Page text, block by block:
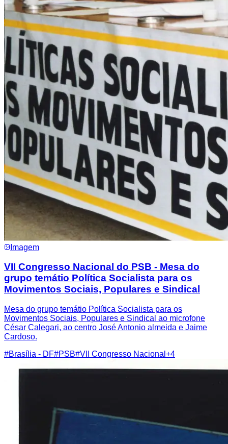
Imagem
VII Congresso Nacional do PSB - Mesa do
grupo temátio Política Socialista para os
Movimentos Sociais, Populares e Sindical
Mesa do grupo temátio Política Socialista para os
Movimentos Sociais, Populares e Sindical ao microfone
César Calegari, ao centro José Antonio almeida e Jaime
Cardoso.
#Brasília - DF#PSB#VII Congresso Nacional +4